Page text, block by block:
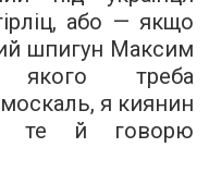
або — якщо
шпигун Максим
якого треба
я киянин
те й говорю